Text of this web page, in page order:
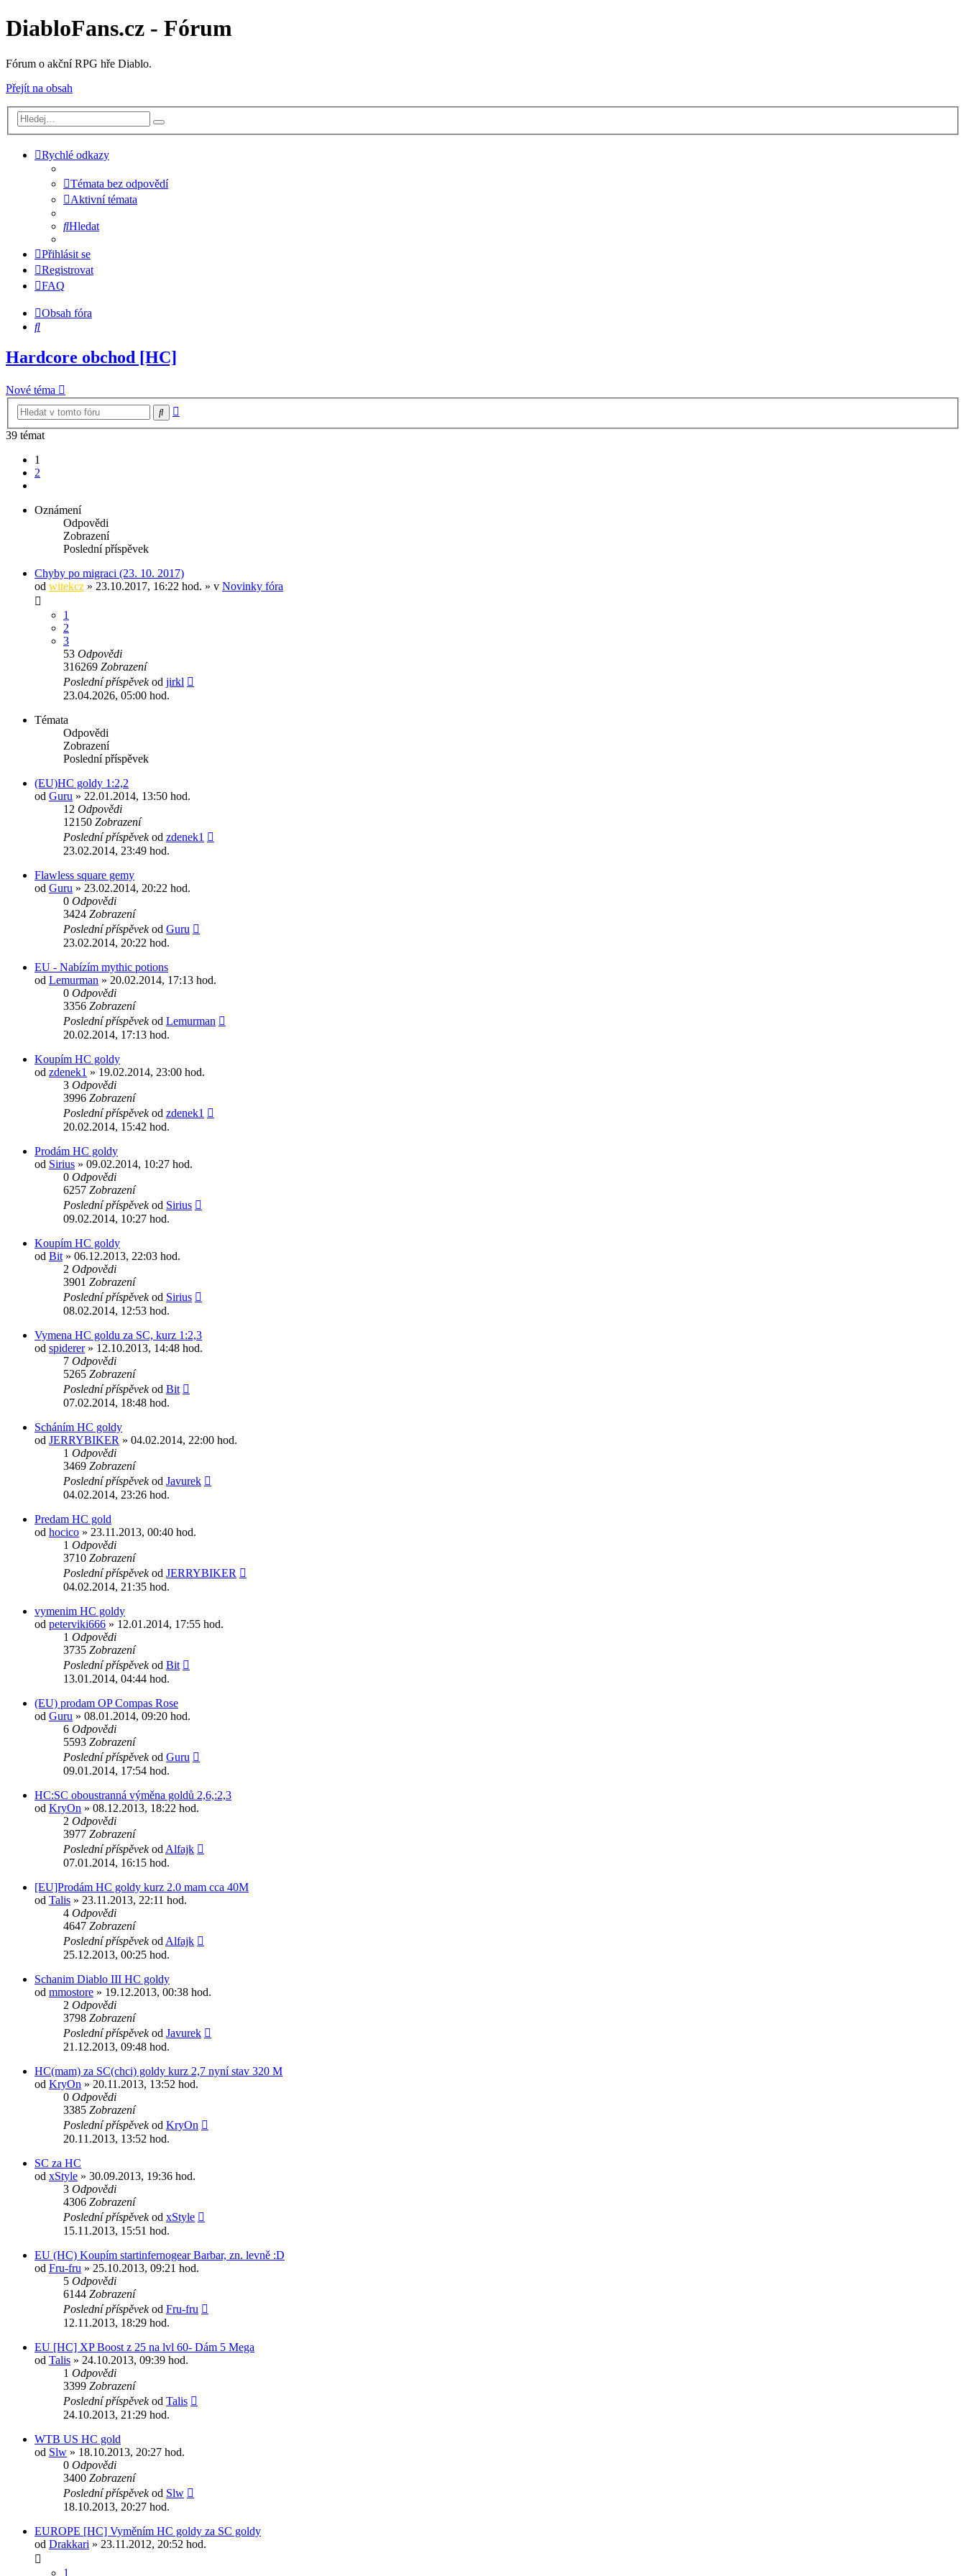
DiabloFans.cz - Fórum
Fórum o akční RPG hře Diablo.
Přejít na obsah
Rychlé odkazy
Témata bez odpovědí
Aktivní témata
Hledat
Přihlásit se
Registrovat
FAQ
Obsah fóra
Hledat
Hardcore obchod [HC]
Nové téma
Hledat
39 témat
1
2
Oznámení
Odpovědi
Zobrazení
Poslední příspěvek
Chyby po migraci (23. 10. 2017)
od witekcz » 23.10.2017, 16:22 hod. » v Novinky fóra
1
2
3
53 Odpovědi
316269 Zobrazení
Poslední příspěvekod jirkl
23.04.2026, 05:00 hod.
Témata
Odpovědi
Zobrazení
Poslední příspěvek
(EU)HC goldy 1:2,2
od Guru » 22.01.2014, 13:50 hod.
12 Odpovědi
12150 Zobrazení
Poslední příspěvekod zdenek1
23.02.2014, 23:49 hod.
Flawless square gemy
od Guru » 23.02.2014, 20:22 hod.
0 Odpovědi
3424 Zobrazení
Poslední příspěvekod Guru
23.02.2014, 20:22 hod.
EU - Nabízím mythic potions
od Lemurman » 20.02.2014, 17:13 hod.
0 Odpovědi
3356 Zobrazení
Poslední příspěvekod Lemurman
20.02.2014, 17:13 hod.
Koupím HC goldy
od zdenek1 » 19.02.2014, 23:00 hod.
3 Odpovědi
3996 Zobrazení
Poslední příspěvekod zdenek1
20.02.2014, 15:42 hod.
Prodám HC goldy
od Sirius » 09.02.2014, 10:27 hod.
0 Odpovědi
6257 Zobrazení
Poslední příspěvekod Sirius
09.02.2014, 10:27 hod.
Koupím HC goldy
od Bit » 06.12.2013, 22:03 hod.
2 Odpovědi
3901 Zobrazení
Poslední příspěvekod Sirius
08.02.2014, 12:53 hod.
Vymena HC goldu za SC, kurz 1:2,3
od spiderer» 12.10.2013, 14:48 hod.
7 Odpovědi
5265 Zobrazení
Poslední příspěvekod Bit
07.02.2014, 18:48 hod.
Scháním HC goldy
od JERRYBIKER » 04.02.2014, 22:00 hod.
1 Odpovědi
3469 Zobrazení
Poslední příspěvekod Javurek
04.02.2014, 23:26 hod.
Predam HC gold
od hocico » 23.11.2013, 00:40 hod.
1 Odpovědi
3710 Zobrazení
Poslední příspěvekod JERRYBIKER
04.02.2014, 21:35 hod.
vymenim HC goldy
od peterviki666 » 12.01.2014, 17:55 hod.
1 Odpovědi
3735 Zobrazení
Poslední příspěvekod Bit
13.01.2014, 04:44 hod.
(EU) prodam OP Compas Rose
od Guru » 08.01.2014, 09:20 hod.
6 Odpovědi
5593 Zobrazení
Poslední příspěvekod Guru
09.01.2014, 17:54 hod.
HC:SC oboustranná výměna goldů 2,6,:2,3
od KryOn » 08.12.2013, 18:22 hod.
2 Odpovědi
3977 Zobrazení
Poslední příspěvekod Alfajk
07.01.2014, 16:15 hod.
[EU]Prodám HC goldy kurz 2.0 mam cca 40M
od Talis » 23.11.2013, 22:11 hod.
4 Odpovědi
4647 Zobrazení
Poslední příspěvekod Alfajk
25.12.2013, 00:25 hod.
Schanim Diablo III HC goldy
od mmostore » 19.12.2013, 00:38 hod.
2 Odpovědi
3798 Zobrazení
Poslední příspěvekod Javurek
21.12.2013, 09:48 hod.
HC(mam) za SC(chci) goldy kurz 2,7 nyní stav 320 M
od KryOn » 20.11.2013, 13:52 hod.
0 Odpovědi
3385 Zobrazení
Poslední příspěvekod KryOn
20.11.2013, 13:52 hod.
SC za HC
od xStyle » 30.09.2013, 19:36 hod.
3 Odpovědi
4306 Zobrazení
Poslední příspěvekod xStyle
15.11.2013, 15:51 hod.
EU (HC) Koupím startinfernogear Barbar, zn. levně :D
od Fru-fru » 25.10.2013, 09:21 hod.
5 Odpovědi
6144 Zobrazení
Poslední příspěvekod Fru-fru
12.11.2013, 18:29 hod.
EU [HC] XP Boost z 25 na lvl 60- Dám 5 Mega
od Talis » 24.10.2013, 09:39 hod.
1 Odpovědi
3399 Zobrazení
Poslední příspěvekod Talis
24.10.2013, 21:29 hod.
WTB US HC gold
od Slw » 18.10.2013, 20:27 hod.
0 Odpovědi
3400 Zobrazení
Poslední příspěvekod Slw
18.10.2013, 20:27 hod.
EUROPE [HC] Vyměním HC goldy za SC goldy
od Drakkari » 23.11.2012, 20:52 hod.
1